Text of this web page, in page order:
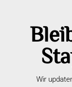
Wir